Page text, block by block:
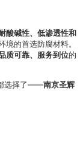
酸碱性、低渗透性和
境的首选防腐材料。
质可靠、服务到位的
选择了——南京圣辉